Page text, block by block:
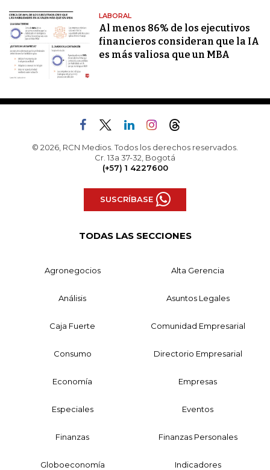
LABORAL
Al menos 86% de los ejecutivos
financieros consideran que la IA
es más valiosa que un MBA
© 2026, RCN Medios. Todos los derechos reservados.
Cr. 13a 37-32, Bogotá
(+57) 1 4227600
SUSCRÍBASE
TODAS LAS SECCIONES
Agronegocios Alta Gerencia
Análisis Asuntos Legales
Caja Fuerte Comunidad Empresarial
Consumo Directorio Empresarial
Economía Empresas
Especiales Eventos
Finanzas Finanzas Personales
Globoeconomía Indicadores